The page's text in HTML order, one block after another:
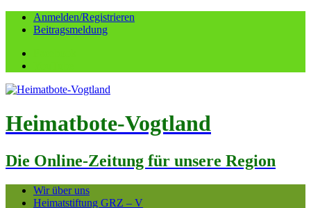
Anmelden/Registrieren
Beitragsmeldung
Heimatbote-Vogtland
Die Online-Zeitung für unsere Region
Wir über uns
Heimatstiftung GRZ – V